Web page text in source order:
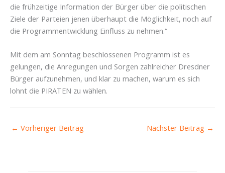
die frühzeitige Information der Bürger über die politischen
Ziele der Parteien jenen überhaupt die Möglichkeit, noch auf
die Programmentwicklung Einfluss zu nehmen.“
Mit dem am Sonntag beschlossenen Programm ist es
gelungen, die Anregungen und Sorgen zahlreicher Dresdner
Bürger aufzunehmen, und klar zu machen, warum es sich
lohnt die PIRATEN zu wählen.
← Vorheriger Beitrag Nächster Beitrag →